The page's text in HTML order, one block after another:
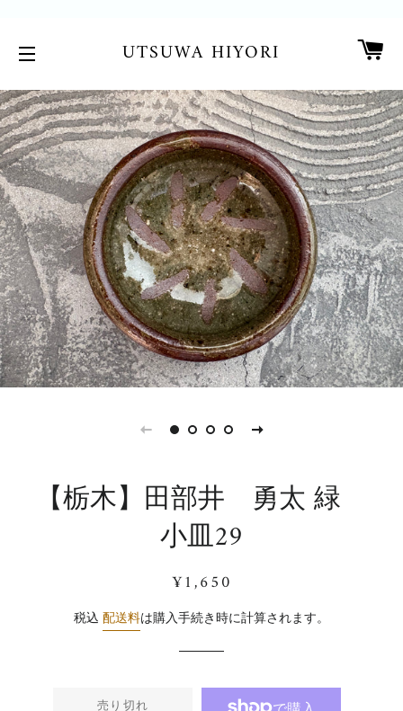
UTSUWA HIYORI
【栃木】田部井 勇太 緑
小皿29
通
価
販
価
¥1,650
税込 配送料は購入手続き時に計算されます。
売り切れ